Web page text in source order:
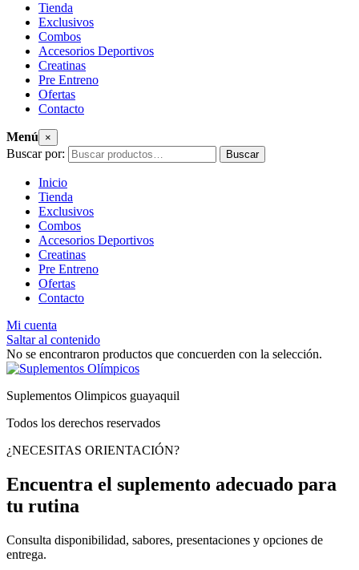
Tienda
Exclusivos
Combos
Accesorios Deportivos
Creatinas
Pre Entreno
Ofertas
Contacto
Menú ×
Buscar por: Buscar
Inicio
Tienda
Exclusivos
Combos
Accesorios Deportivos
Creatinas
Pre Entreno
Ofertas
Contacto
Mi cuenta
Saltar al contenido
No se encontraron productos que concuerden con la selección.
Suplementos Olimpicos guayaquil
Todos los derechos reservados
¿NECESITAS ORIENTACIÓN?
Encuentra el suplemento adecuado para
tu rutina
Consulta disponibilidad, sabores, presentaciones y opciones de
entrega.